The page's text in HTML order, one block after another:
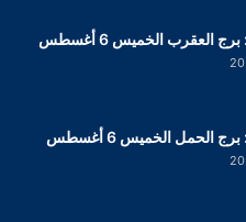
العقرب الخميس 6 أغسطس
الحمل الخميس 6 أغسطس